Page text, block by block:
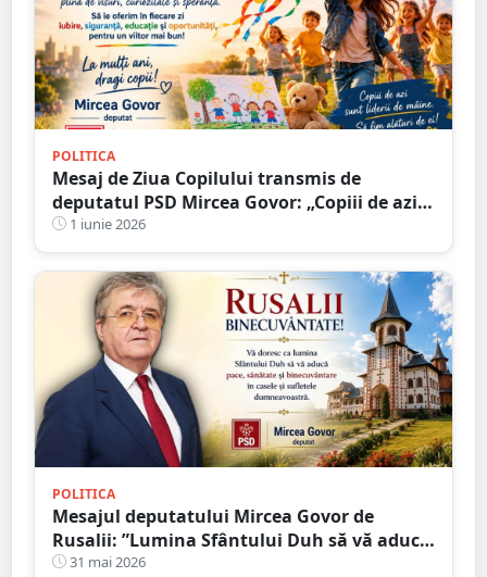
POLITICA
Mesaj de Ziua Copilului transmis de
deputatul PSD Mircea Govor: „Copiii de azi
sunt liderii de mâine”
1 iunie 2026
POLITICA
Mesajul deputatului Mircea Govor de
Rusalii: ”Lumina Sfântului Duh să vă aducă
pace și sănătate”
31 mai 2026